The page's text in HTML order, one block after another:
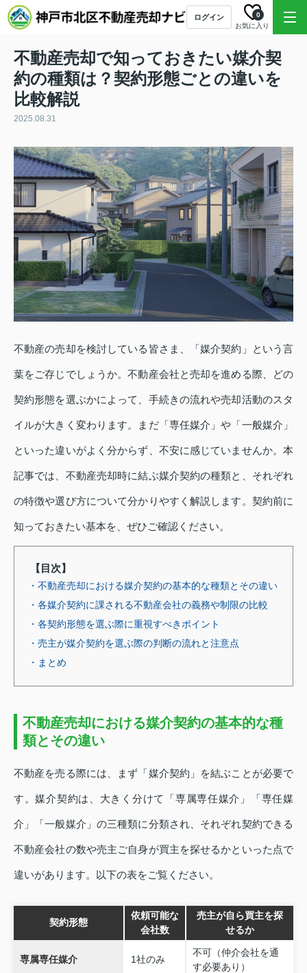
ログイン
お気に入り
0
不動産売却で知っておきたい媒介契
約の種類は？契約形態ごとの違いを
比較解説
2025.08.31
不動産の売却を検討している皆さま、「媒介契約」という言
葉をご存じでしょうか。不動産会社と売却を進める際、どの
契約形態を選ぶかによって、手続きの流れや売却活動のスタ
イルが大きく変わります。まだ「専任媒介」や「一般媒介」
といった違いがよく分からず、不安に感じていませんか。本
記事では、不動産売却時に結ぶ媒介契約の種類と、それぞれ
の特徴や選び方について分かりやすく解説します。契約前に
知っておきたい基本を、ぜひご確認ください。
【目次】
・不動産売却における媒介契約の基本的な種類とその違い
・各媒介契約に課される不動産会社の義務や制限の比較
・各契約形態を選ぶ際に重視すべきポイント
・売主が媒介契約を選ぶ際の判断の流れと注意点
・まとめ
不動産売却における媒介契約の基本的な種
類とその違い
不動産を売る際には、まず「媒介契約」を結ぶことが必要で
す。媒介契約は、大きく分けて「専属専任媒介」「専任媒
介」「一般媒介」の三種類に分類され、それぞれ契約できる
不動産会社の数や売主ご自身が買主を探せるかといった点で
違いがあります。以下の表をご覧ください。
契約形態
依頼可能な
会社数
売主が自ら買主を探
せるか
専属専任媒介 1社のみ
不可（仲介会社を通
す必要あり）